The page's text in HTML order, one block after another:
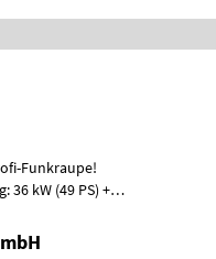
Funkraupe!
36 kW (49 PS) +